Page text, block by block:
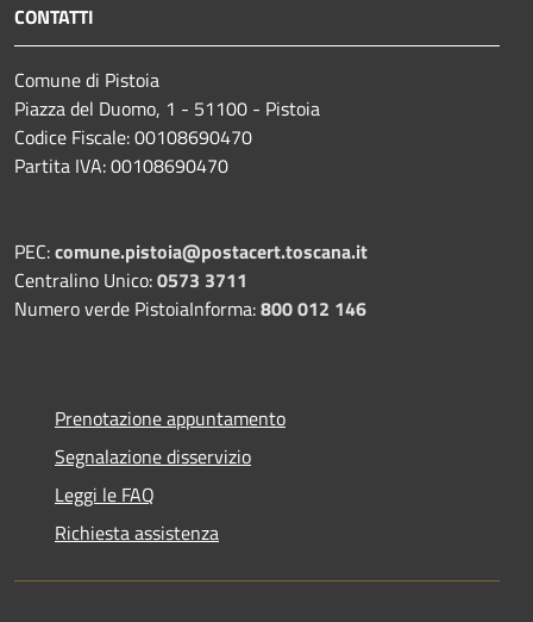
CONTATTI
Comune di Pistoia
Piazza del Duomo, 1 - 51100 - Pistoia
Codice Fiscale: 00108690470
Partita IVA: 00108690470
PEC:comune.pistoia@postacert.toscana.it
Centralino Unico:0573 3711
Numero verde PistoiaInforma:800 012 146
Prenotazione appuntamento
Segnalazione disservizio
Leggi le FAQ
Richiesta assistenza